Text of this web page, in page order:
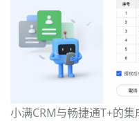
小满CRM与畅捷通T+的